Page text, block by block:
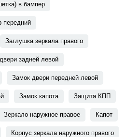
в бампер
передний
Заглушка зеркала правого
задней левой
Замок двери передней левой
Замок капота Защита КПП
Зеркало наружное правое Капот
Корпус зеркала наружного правого